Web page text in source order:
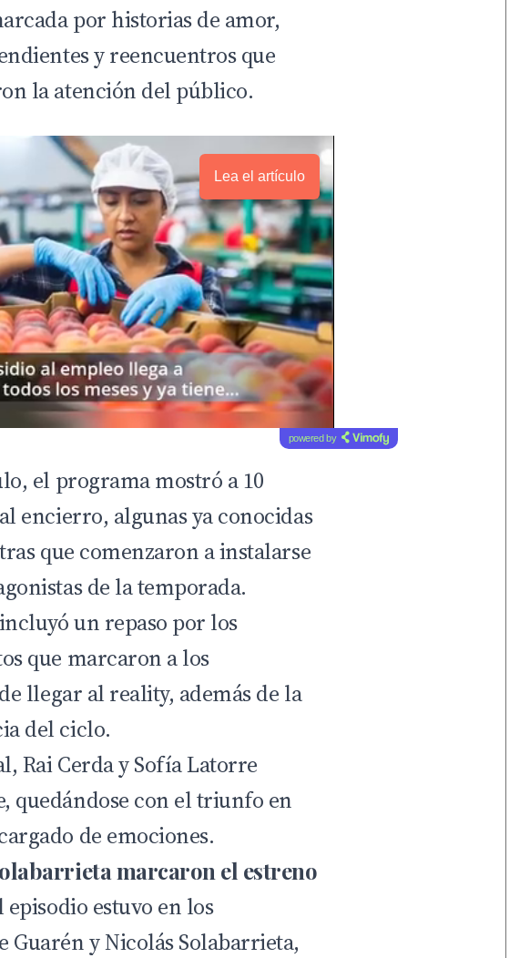
por historias de amor,
y reencuentros que
la atención del público.
Lea el artículo
powered by
el programa mostró a 10
encierro, algunas ya conocidas
que comenzaron a instalarse
de la temporada.
un repaso por los
que marcaron a los
llegar al reality, además de la
del ciclo.
Rai Cerda y Sofía Latorre
quedándose con el triunfo en
de emociones.
marcaron el estreno
estuvo en los
Guarén y Nicolás Solabarrieta,